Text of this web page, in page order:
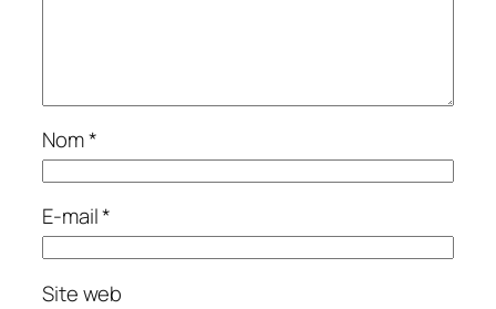
Nom*
E-mail*
Site web